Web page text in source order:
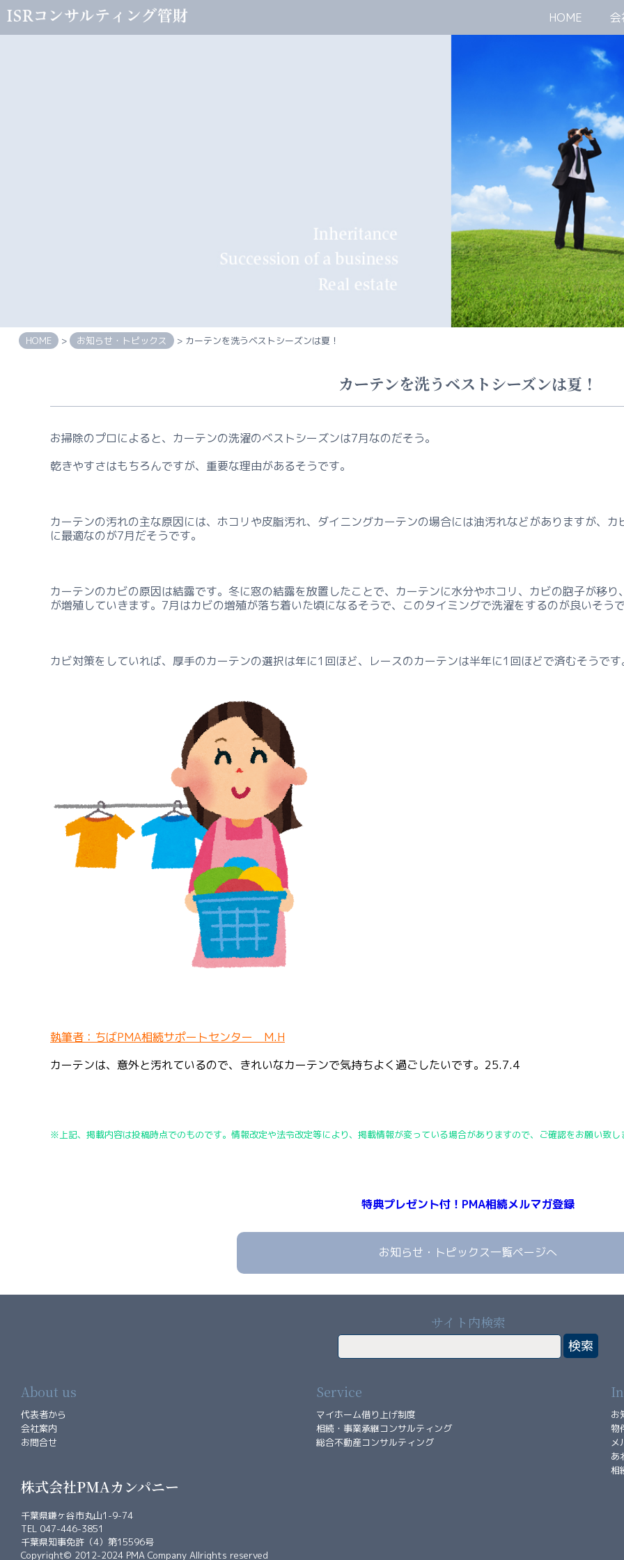
HOME 会
HOME > お知らせ・トピックス > カーテンを洗うベストシーズンは夏！
カーテンを洗うベストシーズンは夏！
お掃除のプロによると、カーテンの洗濯のベストシーズンは7月なのだそう。
乾きやすさはもちろんですが、重要な理由があるそうです。
カーテンの汚れの主な原因には、ホコリや皮脂汚れ、ダイニングカーテンの場合には油汚れなどがありますが、
に最適なのが7月だそうです。
カーテンのカビの原因は結露です。冬に窓の結露を放置したことで、カーテンに水分やホコリ、カビの胞子が移
が増殖していきます。7月はカビの増殖が落ち着いた頃になるそうで、このタイミングで洗濯をするのが良いそう
カビ対策をしていれば、厚手のカーテンの選択は年に1回ほど、レースのカーテンは半年に1回ほどで済むそうです
執筆者：ちばPMA相続サポートセンター M.H
カーテンは、意外と汚れているので、きれいなカーテンで気持ちよく過ごしたいです。25.7.4
※上記、掲載内容は投稿時点でのものです。情報改定や法令改定等により、掲載情報が変っている場合がありますので、ご確認をお願い致し
特典プレゼント付！PMA相続メルマガ登録
お知らせ・トピックス一覧ページへ
サイト内検索
About us
代表者から
会社案内
お問合せ
Service
マイホーム借り上げ制度
相続・事業承継コンサルティング
総合不動産コンサルティング
お
物
メ
あ
相
株式会社PMAカンパニー
千葉県鎌ヶ谷市丸山1-9-74
TEL 047-446-3851
千葉県知事免許（4）第15596号
Copyright© 2012-2024 PMA Company Allrights reserved